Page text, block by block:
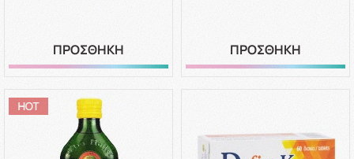
ΠΡΟΣΘΗΚΗ ΠΡΟΣΘΗΚΗ